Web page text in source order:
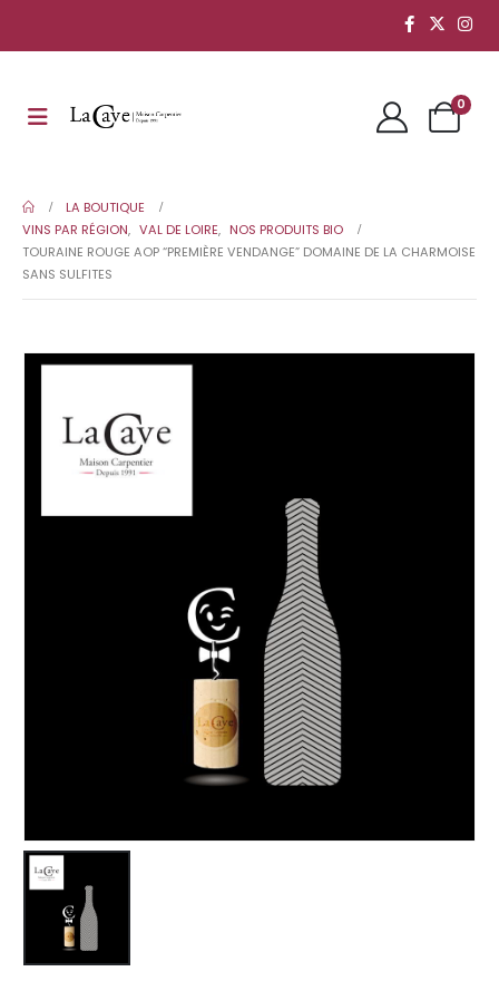
0
LA BOUTIQUE
VINS PAR RÉGION, VAL DE LOIRE, NOS PRODUITS BIO
TOURAINE ROUGE AOP “PREMIÈRE VENDANGE” DOMAINE DE LA CHARMOISE
SANS SULFITES